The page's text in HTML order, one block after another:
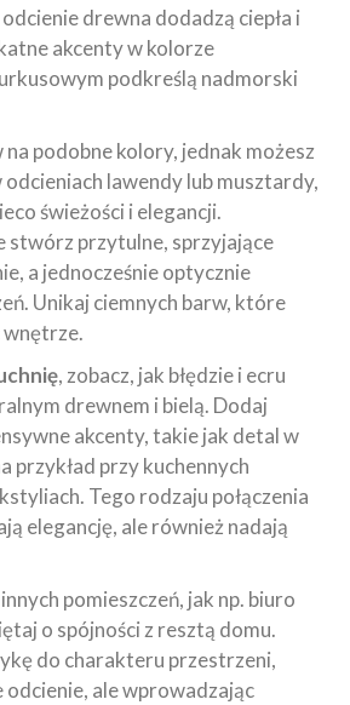
drewna dodadzą ciepła i
akcenty w kolorze
podkreślą nadmorski
na podobne kolory, jednak możesz
lawendy lub musztardy,
świeżości i elegancji.
stwórz przytulne, sprzyjające
a jednocześnie optycznie
Unikaj ciemnych barw, które
wnętrze.
, zobacz, jak błędzie i ecru
drewnem i bielą. Dodaj
akcenty, takie jak detal w
przykład przy kuchennych
Tego rodzaju połączenia
elegancję, ale również nadają
pomieszczeń, jak np. biuro
o spójności z resztą domu.
do charakteru przestrzeni,
odcienie, ale wprowadzając